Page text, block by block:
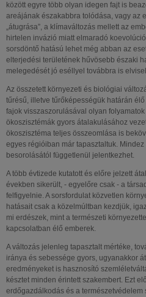
között egyre több olyan idegen fajt is
areájának északabbra tolódása, vagy az
„átugrása”, a klímaváltozás mellett az
hirtelen invázió miatt elmaradó
sorsdöntő hatású lehet még abban az
elterjedési területének hűvösebb északi
melegedését jó eséllyel továbbra is
Az összetett környezeti és biológiai
tűrésű, illetve tűrőképességük határán
fajok visszaszorulásával olyan
ökoszisztémák gyors átalakulásához
ökoszisztéma teljes összeomlása is
egyes régióiban már tapasztaltuk.
besorolásától függetlenül jelentkezhet.
A több évtizede kutatott és előre jelzett
években sikerült, - egyelőre csak - a
felfigyelnie. A sorsfordulat közvetlen
hatásait csak a közelmúltban kezdjük,
mi erdészek, mint a természeti
kapcsolatban élő emberek.
A változás jelenleg tapasztalt mértéke,
iránya és sebessége gyors, ugyanakkor
eredményeket is hasznosító
késztet minden érintett szakembert. Ezt
erdőgazdálkodás és a